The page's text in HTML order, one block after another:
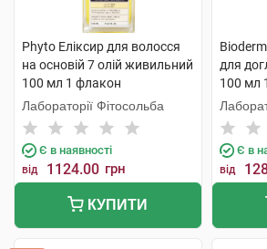
Phyto Еліксир для волосся
на основій 7 олій живильний
100 мл 1 флакон
Лабораторії Фітосольба
Є в наявності
від 1124.00 грн
КУПИТИ
для
100 мл
Є в
від